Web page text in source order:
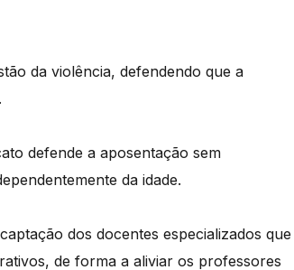
da violência, defendendo que a
defende a aposentação sem
da idade.
dos docentes especializados que
de forma a aliviar os professores